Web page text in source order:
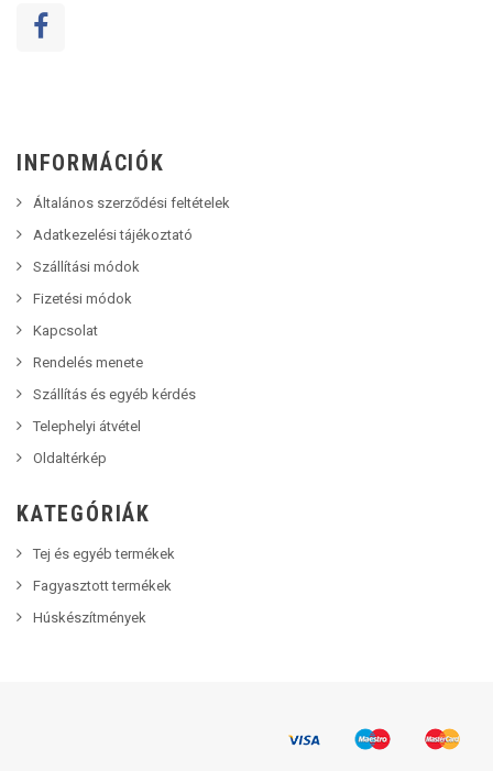
INFORMÁCIÓK
Általános szerződési feltételek
Adatkezelési tájékoztató
Szállítási módok
Fizetési módok
Kapcsolat
Rendelés menete
Szállítás és egyéb kérdés
Telephelyi átvétel
Oldaltérkép
KATEGÓRIÁK
Tej és egyéb termékek
Fagyasztott termékek
Húskészítmények